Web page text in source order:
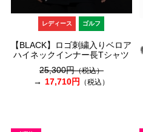
レディース ゴルフ
【BLACK】ロゴ刺繍入りベロア
ハイネックインナー長Tシャツ
25,300円（税込）
17,710円 （税込）